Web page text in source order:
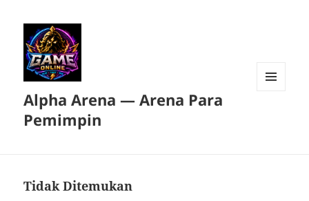
Alpha Arena — Arena Para
Pemimpin
Tidak Ditemukan